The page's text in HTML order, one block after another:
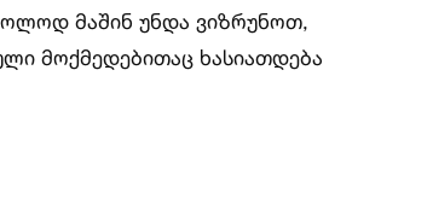
მაშინ უნდა ვიზრუნოთ,
მოქმედებითაც ხასიათდება